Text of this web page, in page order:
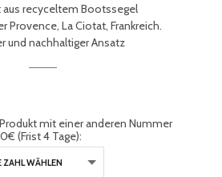
aus recyceltem Bootssegel
Provence, La Ciotat, Frankreich.
und nachhaltiger Ansatz
mit einer anderen Nummer
(Frist 4 Tage):